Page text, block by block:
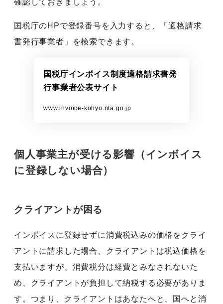
国税庁のHPで登録番号を入力すると、「適格請求
書発行事業者」を検索できます。
国税庁インボイス制度適格請求書発
行事業者公表サイト
www.invoice-kohyo.nta.go.jp
個人事業主が受ける影響（インボイス
に登録しない場合）
クライアントが困る
インボイスに登録せずに消費税込みの価格をクライ
アントに請求した場合、クライアントは税込価格を
支払いますが、消費税分は経費とみなされないた
め、クライアントが負担して納税する必要がありま
す。つまり、クライアントはあなたへと、国へと消